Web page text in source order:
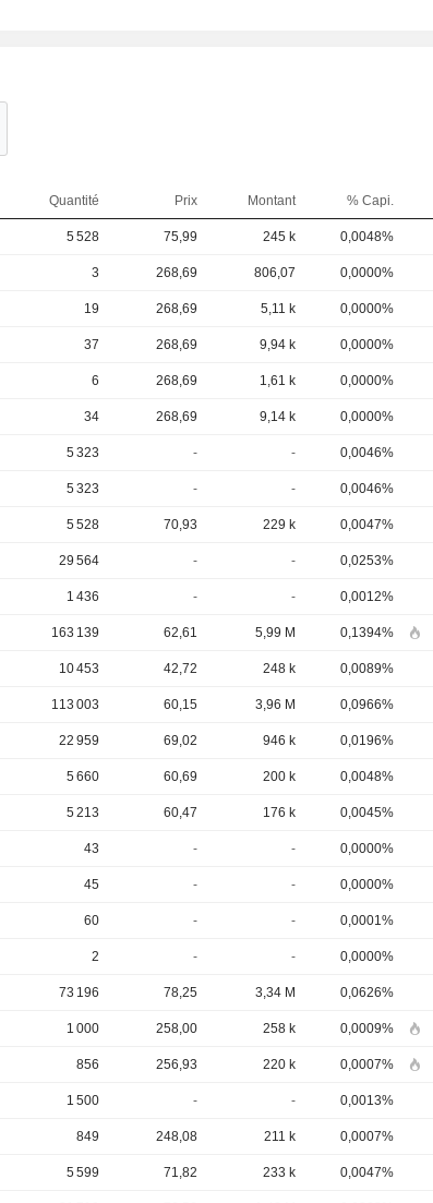
Quantité Prix Montant % Capi.
5 528 75,99 245 k 0,0048%
3 268,69 806,07 0,0000%
19 268,69 5,11 k 0,0000%
37 268,69 9,94 k 0,0000%
6 268,69 1,61 k 0,0000%
34 268,69 9,14 k 0,0000%
5 323 - - 0,0046%
5 323 - - 0,0046%
5 528 70,93 229 k 0,0047%
29 564 - - 0,0253%
1 436 - - 0,0012%
163 139 62,61 5,99 M 0,1394%
10 453 42,72 248 k 0,0089%
113 003 60,15 3,96 M 0,0966%
22 959 69,02 946 k 0,0196%
5 660 60,69 200 k 0,0048%
5 213 60,47 176 k 0,0045%
43 - - 0,0000%
45 - - 0,0000%
60 - - 0,0001%
2 - - 0,0000%
73 196 78,25 3,34 M 0,0626%
1 000 258,00 258 k 0,0009%
856 256,93 220 k 0,0007%
1 500 - - 0,0013%
849 248,08 211 k 0,0007%
5 599 71,82 233 k 0,0047%